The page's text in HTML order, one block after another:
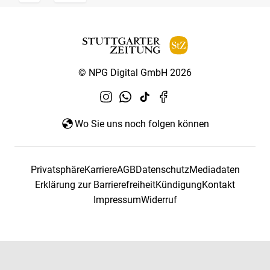
© NPG Digital GmbH 2026
Wo Sie uns noch folgen können
PrivatsphäreKarriereAGBDatenschutzMediadaten
Erklärung zur BarrierefreiheitKündigungKontakt
ImpressumWiderruf